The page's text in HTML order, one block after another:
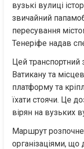
вузькі вулиці
звичайний
пересування
Тенеріфе надав
Цей транспортний
Ватикану та
платформу та
їхати стоячи. Це
вірян на вузьких
Маршрут
організаціями,